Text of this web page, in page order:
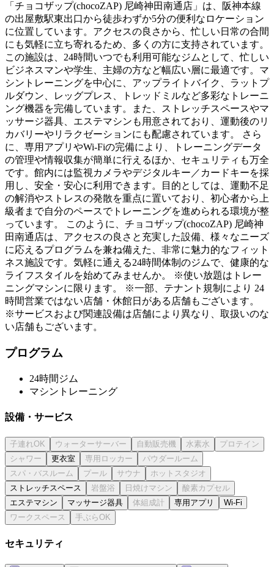
「チョコザップ(chocoZAP) 尼崎神田南通店」は、阪神本線
の出屋敷駅東出口から徒歩わずか5分の便利なロケーション
に位置しています。アクセスの良さから、忙しい日常の合間
にも気軽に立ち寄れるため、多くの方に支持されています。
この施設は、24時間いつでも利用可能なジムとして、忙しい
ビジネスマンや学生、主婦の方など幅広い層に最適です。マ
シントレーニングを中心に、アップライトバイク、ラットプ
ルダウン、レッグプレス、トレッドミルなど多彩なトレーニ
ング機器を完備しています。また、ストレッチスペースやマ
ッサージ器具、エステマシンも用意されており、運動後のリ
カバリーやリラクゼーションにも配慮されています。 さら
に、専用アプリやWi-Fiの完備により、トレーニングデータ
の管理や情報収集が簡単に行えるほか、セキュリティも万全
です。館内には監視カメラやデジタルキー／カードキーを採
用し、安全・安心に利用できます。目的としては、運動不足
の解消やストレスの発散を重点に置いており、初心者から上
級者まで自分のペースでトレーニングを進められる環境が整
っています。 このように、チョコザップ(chocoZAP) 尼崎神
田南通店は、アクセスの良さと充実した設備、様々なニーズ
に応えるプログラムを兼ね備えた、非常に魅力的なフィット
ネス施設です。気軽に通える24時間体制のジムで、健康的な
ライフスタイルを始めてみませんか。 ※使い放題はトレー
ニングマシンに限ります。 ※一部、テナント規制により 24
時間営業ではない店舗・休館日がある店舗もございます。
※サービスおよび関連設備は店舗により異なり、取扱いのな
い店舗もございます。
プログラム
24時間ジム
マシントレーニング
設備・サービス
更衣室
ストレッチスペース
エステマシン
マッサージ器具 専用アプリ Wi-Fi
セキュリティ